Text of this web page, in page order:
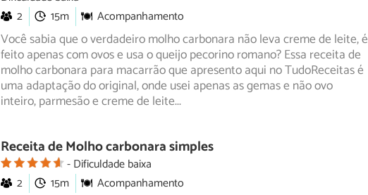
2
15m Acompanhamento
Você sabia que o verdadeiro molho carbonara não leva creme de leite, é
feito apenas com ovos e usa o queijo pecorino romano? Essa receita de
molho carbonara para macarrão que apresento aqui no TudoReceitas é
uma adaptação do original, onde usei apenas as gemas e não ovo
inteiro, parmesão e creme de leite...
Receita de Molho carbonara simples
Dificuldade baixa
2
15m Acompanhamento